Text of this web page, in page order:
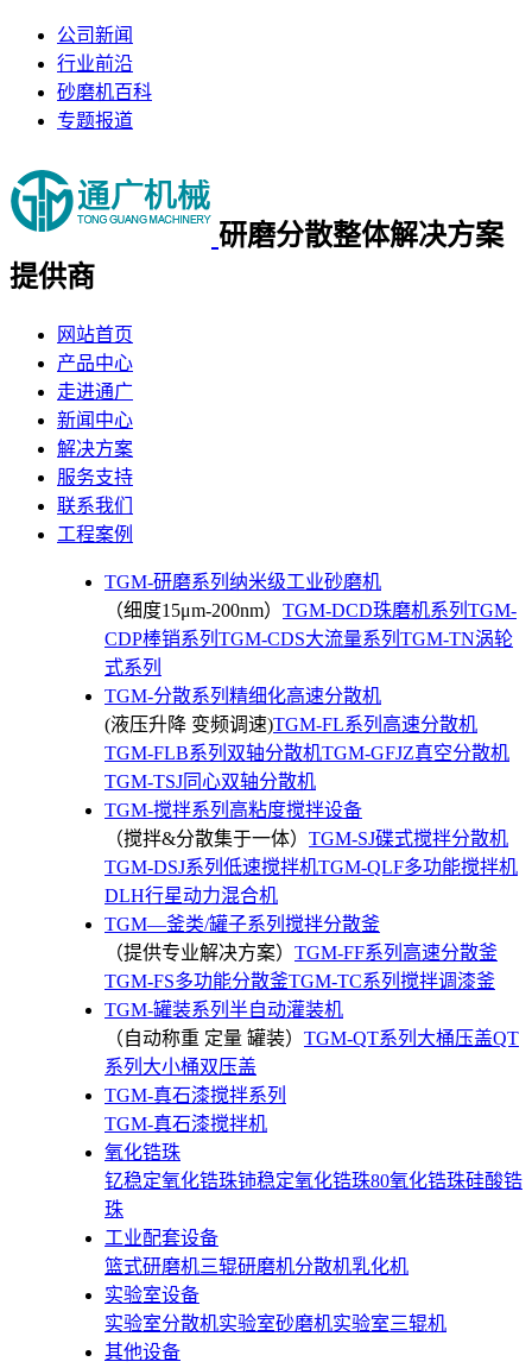
公司新闻
行业前沿
砂磨机百科
专题报道
研磨分散整体解决方案
提供商
网站首页
产品中心
走进通广
新闻中心
解决方案
服务支持
联系我们
工程案例
TGM-研磨系列纳米级工业砂磨机
（细度15μm-200nm） TGM-DCD珠磨机系列 TGM-
CDP棒销系列 TGM-CDS大流量系列 TGM-TN涡轮
式系列
TGM-分散系列精细化高速分散机
(液压升降 变频调速)TGM-FL系列高速分散机
TGM-FLB系列双轴分散机TGM-GFJZ真空分散机
TGM-TSJ同心双轴分散机
TGM-搅拌系列高粘度搅拌设备
（搅拌&分散集于一体） TGM-SJ碟式搅拌分散机
TGM-DSJ系列低速搅拌机TGM-QLF多功能搅拌机
DLH行星动力混合机
TGM—釜类/罐子系列搅拌分散釜
（提供专业解决方案） TGM-FF系列高速分散釜
TGM-FS多功能分散釜TGM-TC系列搅拌调漆釜
TGM-罐装系列半自动灌装机
（自动称重 定量 罐装） TGM-QT系列大桶压盖QT
系列大小桶双压盖
TGM-真石漆搅拌系列
TGM-真石漆搅拌机
氧化锆珠
钇稳定氧化锆珠铈稳定氧化锆珠80氧化锆珠硅酸锆
珠
工业配套设备
篮式研磨机三辊研磨机分散机乳化机
实验室设备
实验室分散机实验室砂磨机实验室三辊机
其他设备